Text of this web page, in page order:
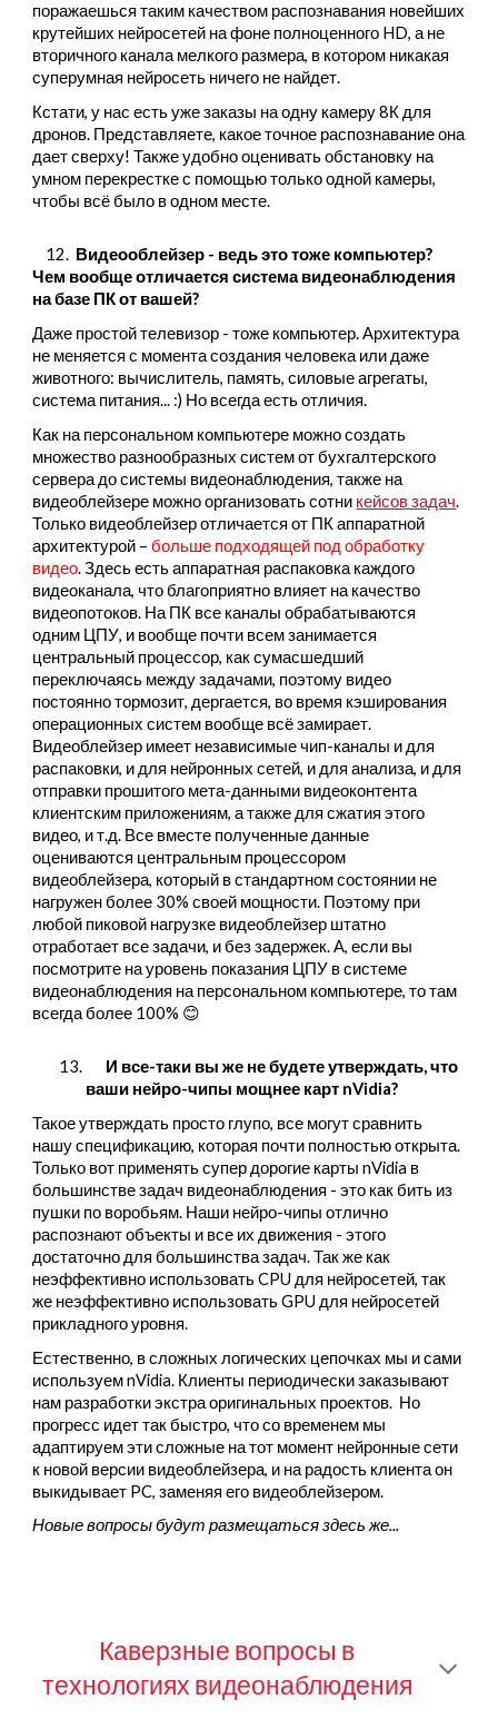
поражаешься таким качеством распознавания новейших
крутейших нейросетей на фоне полноценного HD, а не
вторичного канала мелкого размера, в котором никакая
суперумная нейросеть ничего не найдет.
Кстати, у нас есть уже заказы на одну камеру 8К для
дронов. Представляете, какое точное распознавание она
дает сверху! Также удобно оценивать обстановку на
умном перекрестке с помощью только одной камеры,
чтобы всё было в одном месте.
12. Видеооблейзер - ведь это тоже компьютер?
Чем вообще отличается система видеонаблюдения
на базе ПК от вашей?
Даже простой телевизор - тоже компьютер. Архитектура
не меняется с момента создания человека или даже
животного: вычислитель, память, силовые агрегаты,
система питания... :) Но всегда есть отличия.
Как на персональном компьютере можно создать
множество разнообразных систем от бухгалтерского
сервера до системы видеонаблюдения, также на
видеоблейзере можно организовать сотни кейсов задач.
Только видеоблейзер отличается от ПК аппаратной
архитектурой –больше подходящей под обработку
видео. Здесь есть аппаратная распаковка каждого
видеоканала, что благоприятно влияет на качество
видеопотоков. На ПК все каналы обрабатываются
одним ЦПУ, и вообще почти всем занимается
центральный процессор, как сумасшедший
переключаясь между задачами, поэтому видео
постоянно тормозит, дергается, во время кэширования
операционных систем вообще всё замирает.
Видеоблейзер имеет независимые чип-каналы и для
распаковки, и для нейронных сетей, и для анализа, и для
отправки прошитого мета-данными видеоконтента
клиентским приложениям, а также для сжатия этого
видео, и т.д. Все вместе полученные данные
оцениваются центральным процессором
видеоблейзера, который в стандартном состоянии не
нагружен более 30% своей мощности. Поэтому при
любой пиковой нагрузке видеоблейзер штатно
отработает все задачи, и без задержек. А, если вы
посмотрите на уровень показания ЦПУ в системе
видеонаблюдения на персональном компьютере, то там
всегда более 100% 😊
13.
И все-таки вы же не будете утверждать, что
ваши нейро-чипы мощнее карт nVidia?
Такое утверждать просто глупо, все могут сравнить
нашу спецификацию, которая почти полностью открыта.
Только вот применять супер дорогие карты nVidia в
большинстве задач видеонаблюдения - это как бить из
пушки по воробьям. Наши нейро-чипы отлично
распознают объекты и все их движения - этого
достаточно для большинства задач.Так же как
неэффективно использовать CPU для нейросетей, так
же неэффективно использовать GPU для нейросетей
прикладного уровня.
Естественно, в сложных логических цепочках мы и сами
используем nVidia. Клиенты периодически заказывают
нам разработки экстра оригинальных проектов. Но
прогресс идет так быстро, что со временем мы
адаптируем эти сложные на тот момент нейронные сети
к новой версии видеоблейзера, и на радость клиента он
выкидывает PC, заменяя его видеоблейзером.
Новые вопросы будут размещаться здесь же...
Каверзные вопросы в
технологиях видеонаблюдения